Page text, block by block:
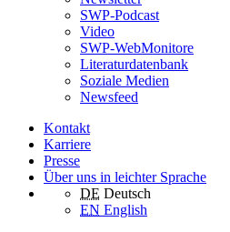
SWP-Podcast
Video
SWP-WebMonitore
Literaturdatenbank
Soziale Medien
Newsfeed
Kontakt
Karriere
Presse
Über uns in leichter Sprache
DE Deutsch
EN English